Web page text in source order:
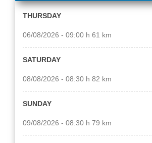
THURSDAY
06/08/2026 - 09:00 h 61 km
SATURDAY
08/08/2026 - 08:30 h 82 km
SUNDAY
09/08/2026 - 08:30 h 79 km